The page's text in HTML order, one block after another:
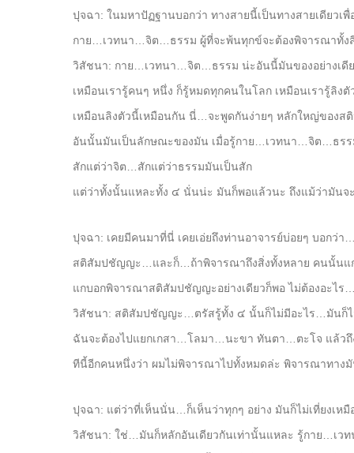
ปุจฉา: ในมหาปัฏฐานบอกว่า ทางสายนี้เป็นทางสายเดียว
กาย…เวทนา…จิต…ธรรม ผู้ที่จะพ้นทุกข์จะต้องพิจารณาทั้ง
วิสัชนา: กาย…เวทนา…จิต…ธรรม น่ะอันนี้มันของอย่างเดี
เหมือนเรารู้คนๆ หนึ่ง ก็รู้หมดทุกคนในโลก เหมือนเรารู้ลิ
เหมือนลิงตัวนี้เหมือนกัน นี่…จะพูดกันง่ายๆ หลักใหญ่ของส
อันนั้นมันเป็นลักษณะของมัน เมื่อรู้กาย…เวทนา…จิต…ธร
สักแต่ว่าจิต…สักแต่ว่าธรรมมันเป็นสัก
แต่ว่าทั้งนั้นแหละทั้ง ๔ นั่นน่ะ มันก็พอแล้วนะ ถึงแม้ว่ามันจ
ปุจฉา: เคยมีคนมาที่นี่ เคยเอ่ยถึงท่านอาจารย์บ่อยๆ บอก
สติสัมปชัญญะ…และก็…ถ้าพิจารณาถึงสิ่งทั้งหลาย คนนั้นแ
แกบอกพิจารณาสติสัมปชัญญะอย่างเดียวก็พอ ไม่ต้องอะไร
วิสัชนา: สติสัมปชัญญะ…ตรัสรู้ทั้ง ๔ นั้นก็ไม่มีอะไร…มันก็ไ
ฉันจะต้องไปแยกเกสา…โลมา…นะขา ทันตา…ตะโจ แล้ว
ทีนี้อีกคนหนึ่งว่า ผมไม่พิจารณาไปทั้งหมดล่ะ พิจารณาทาง
ปุจฉา: แต่ว่าที่เห็นนั่น…ก็เห็นว่าทุกๆ อย่าง มันก็ไม่เที่ยงเห
วิสัชนา: ใช่…มันก็หลักอันเดียวกันเท่านั้นแหละ รู้กาย…เว